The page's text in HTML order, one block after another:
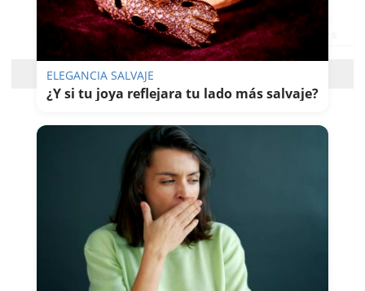
La Guardia Civil ya ha identificado a las
menores implicadas en la agresión de
Moguer y pide no difundir las imágenes
Cargar más
ELEGANCIA SALVAJE
¿Y si tu joya reflejara tu lado más salvaje?